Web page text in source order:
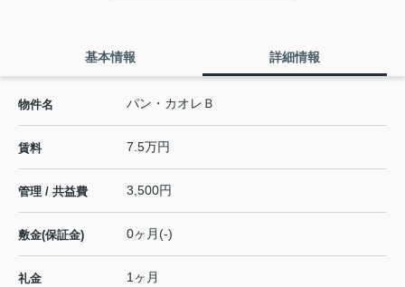
基本情報 詳細情報
物件名 パン・カオレＢ
賃料 7.5万円
管理 / 共益費 3,500円
敷金(保証金) 0ヶ月(-)
礼金 1ヶ月